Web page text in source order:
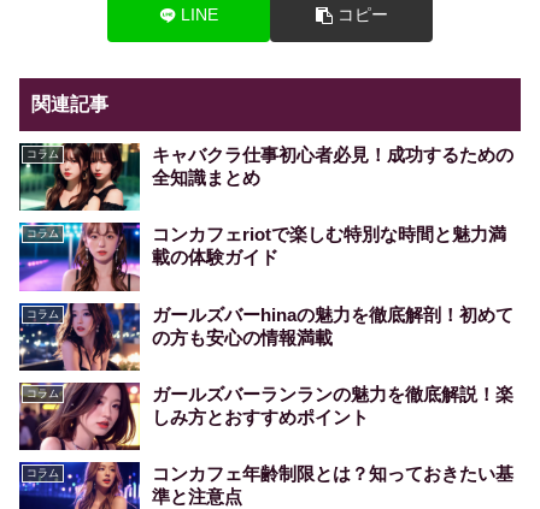
LINE コピー
関連記事
コラム
キャバクラ仕事初心者必見！成功するための
全知識まとめ
コラム
コンカフェriotで楽しむ特別な時間と魅力満
載の体験ガイド
コラム
ガールズバーhinaの魅力を徹底解剖！初めて
の方も安心の情報満載
コラム
ガールズバーランランの魅力を徹底解説！楽
しみ方とおすすめポイント
コラム
コンカフェ年齢制限とは？知っておきたい基
準と注意点